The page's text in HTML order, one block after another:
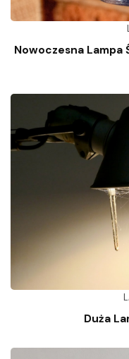
Nowoczesna Lampa
Duża